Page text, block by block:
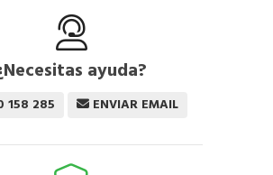
ayuda?
158 285 ENVIAR EMAIL